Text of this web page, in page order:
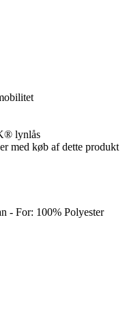
lynlås
med køb af dette produkt
- For: 100% Polyester